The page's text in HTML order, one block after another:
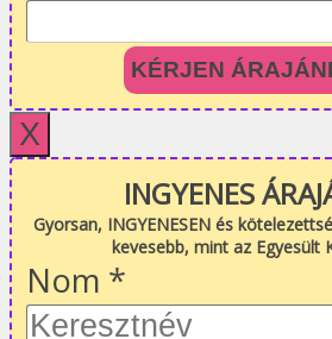
KÉRJEN
X
INGYENES
Gyorsan, INGYENESEN és
kevesebb, mint az Egyesült
Nom *